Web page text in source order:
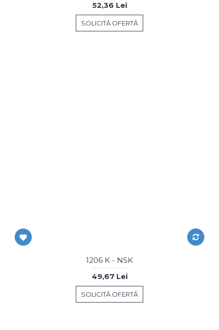
52,36 Lei
SOLICITĂ OFERTĂ
1206 K - NSK
49,67 Lei
SOLICITĂ OFERTĂ